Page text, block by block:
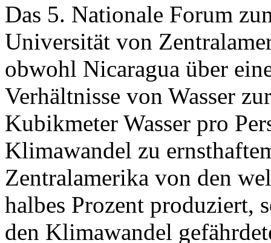
Das 5. Nationale Forum
Universität von
obwohl Nicaragua über
Verhältnisse von Wasser
Kubikmeter Wasser pro
Klimawandel zu
Zentralamerika von den
halbes Prozent produziert,
den Klimawandel